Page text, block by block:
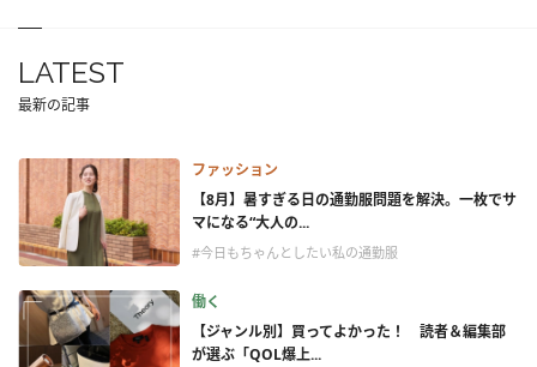
LATEST
最新の記事
ファッション
【8月】暑すぎる日の通勤服問題を解決。一枚でサ
マになる“大人の...
#今日もちゃんとしたい私の通勤服
働く
【ジャンル別】買ってよかった！ 読者＆編集部
が選ぶ「QOL爆上...